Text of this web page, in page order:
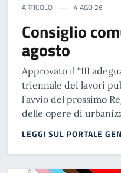
ARTICOLO 4 AGO 26
Consiglio
agosto
Approvato il “III
triennale dei lavori
l’avvio del prossimo
delle opere di
LEGGI SUL PORTALE